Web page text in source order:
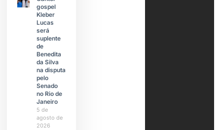
gospel
Kleber
Lucas
será
suplente
de
Benedita
da Silva
na disputa
pelo
Senado
no Rio de
Janeiro
5 de
agosto de
2026